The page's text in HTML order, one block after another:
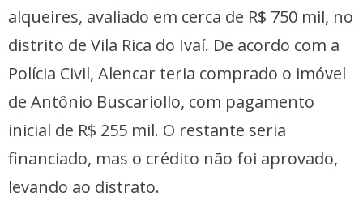
alqueires, avaliado em cerca de R$ 750 mil, no
distrito de Vila Rica do Ivaí. De acordo com a
Polícia Civil, Alencar teria comprado o imóvel
de Antônio Buscariollo, com pagamento
inicial de R$ 255 mil. O restante seria
financiado, mas o crédito não foi aprovado,
levando ao distrato.